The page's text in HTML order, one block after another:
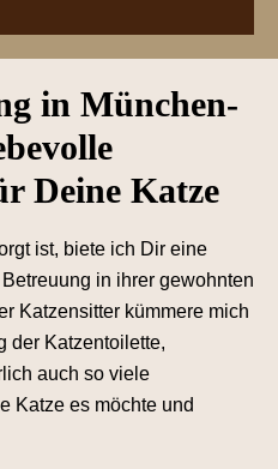
in München-
Deine Katze
ist, biete ich Dir eine
in ihrer gewohnten
Katzensitter kümmere mich
der Katzentoilette,
auch so viele
Katze es möchte und